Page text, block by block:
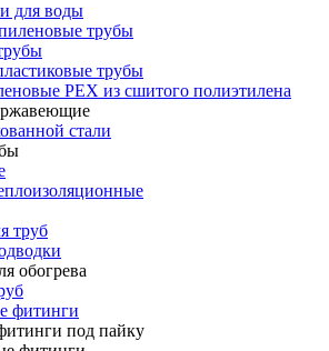
для воды
трубы
трубы
PEX из сшитого полиэтилена
стали
труб
обогрева
фитинги
под пайку